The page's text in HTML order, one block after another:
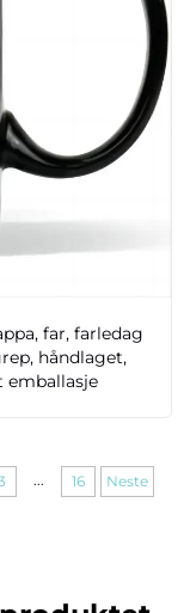
far, farledag
håndlaget,
emballasje
... 16 Neste